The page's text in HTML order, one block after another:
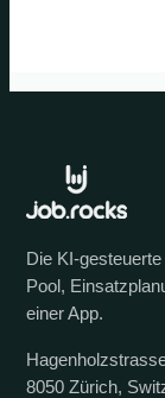
Die KI-
Pool,
einer App.
8050 Zürich,